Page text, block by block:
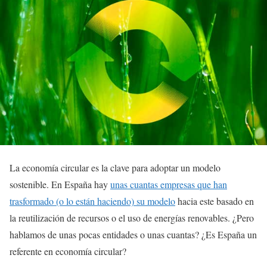
La economía circular es la clave para adoptar un modelo
sostenible. En España hayunas cuantas empresas que han
trasformado (o lo están haciendo) su modelohacia este basado en
la reutilización de recursos o el uso de energías renovables. ¿Pero
hablamos de unas pocas entidades o unas cuantas? ¿Es España un
referente en economía circular?